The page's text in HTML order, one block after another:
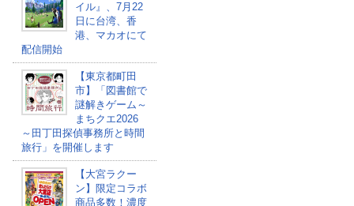
イル』、7月22
日に台湾、香
港、マカオにて
配信開始
【東京都町田
市】「図書館で
謎解きゲーム～
まちクエ2026
～田丁田探偵事務所と時間
旅行」を開催します
【大宮ラクー
ン】限定コラボ
商品多数！濃度